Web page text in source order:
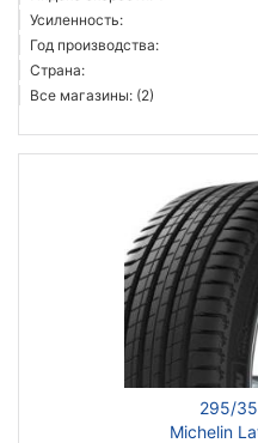
Усиленность:
Год производства:
Страна:
Все магазины: (2)
295/
Michelin